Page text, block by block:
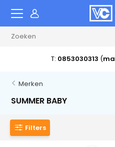
T: 0853030313 (ma
Merken
SUMMER BABY
Filters